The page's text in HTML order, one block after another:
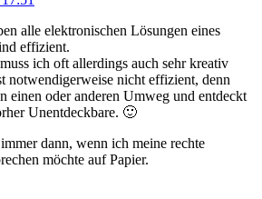
alle elektronischen Lösungen eines
effizient.
ich oft allerdings auch sehr kreativ
notwendigerweise nicht effizient, denn
einen oder anderen Umweg und entdeckt
Unentdeckbare. 🙂
dann, wenn ich meine rechte
möchte auf Papier.